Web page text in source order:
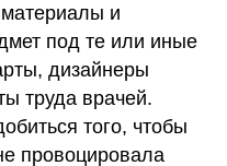
и
под те или иные
дизайнеры
труда врачей.
того, чтобы
провоцировала